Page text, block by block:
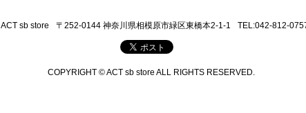
ACT sb store 〒252-0144 神奈川県相模原市緑区東橋本2-1-1 TEL:042-812-
COPYRIGHT © ACT sb store ALL RIGHTS RESERVED.